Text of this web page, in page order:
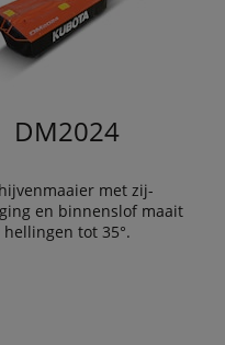
DM2024
met zij-
en binnenslof maait
hellingen tot 35°.